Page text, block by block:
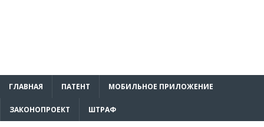
ГЛАВНАЯ ПАТЕНТ МОБИЛЬНОЕ ПРИЛОЖЕНИЕ
ЗАКОНОПРОЕКТ ШТРАФ